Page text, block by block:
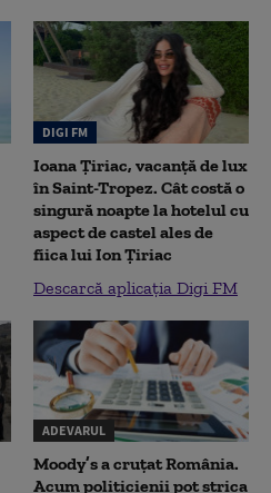
DIGI FM
Ioana Țiriac, vacanță de lux
în Saint-Tropez. Cât costă o
singură noapte la hotelul cu
aspect de castel ales de
fiica lui Ion Țiriac
Descarcă aplicația Digi FM
ADEVARUL
Moody’s a cruțat România.
Acum politicienii pot strica